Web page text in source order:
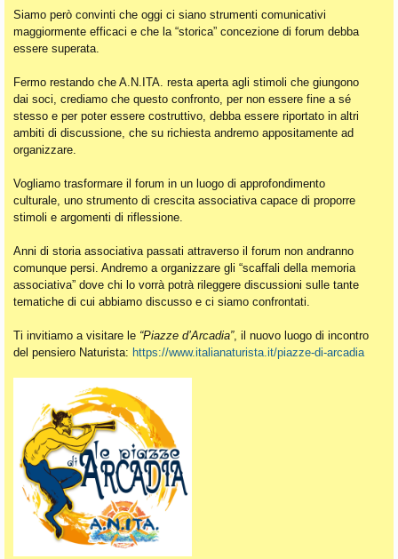
Siamo però convinti che oggi ci siano strumenti comunicativi
maggiormente efficaci e che la “storica” concezione di forum debba
essere superata.
Fermo restando che A.N.ITA. resta aperta agli stimoli che giungono
dai soci, crediamo che questo confronto, per non essere fine a sé
stesso e per poter essere costruttivo, debba essere riportato in altri
ambiti di discussione, che su richiesta andremo appositamente ad
organizzare.
Vogliamo trasformare il forum in un luogo di approfondimento
culturale, uno strumento di crescita associativa capace di proporre
stimoli e argomenti di riflessione.
Anni di storia associativa passati attraverso il forum non andranno
comunque persi. Andremo a organizzare gli “scaffali della memoria
associativa” dove chi lo vorrà potrà rileggere discussioni sulle tante
tematiche di cui abbiamo discusso e ci siamo confrontati.
Ti invitiamo a visitare le “Piazze d’Arcadia”, il nuovo luogo di incontro
del pensiero Naturista: https://www.italianaturista.it/piazze-di-arcadia